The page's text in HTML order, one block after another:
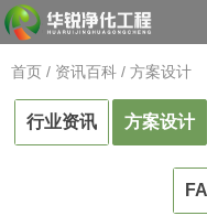
首页 / 资讯百科 / 方案设计
行业资讯 方案设计